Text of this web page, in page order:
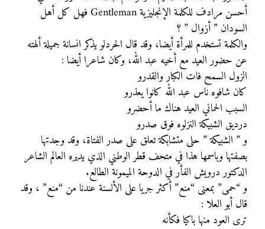
أحسن مرادف للكلمة الإنجليزية Gentleman فهل كل أهل
السودان ” أزوال ” ؟
والكلمة تستخدم للمرأة أيضا، وقد قال الحردلو يذكر انسانة جميلة ألهته
عن حضور العيد مع أخيه عبد الله، وكان شاعرا أيضا :
الزول السمح فات الكبار والقدرو
كان شافوه ناس عبد الله كانوا يعذرو
السبب الحماني العيد هناك ما أحضرو
درديق الشبيكة النزلوه فوق صدرو
و ” الشبيكة ” حلى متشابكة تعلق على صدر الفتاة، وقد وجدتها
بصفتها وباسمها هذا في متحف قطر الوطني الذي يديره العالم الشاعر
الدكتور درويش الفأر في الدوحة الميمونة الطالع.
و “حمى” بمعنى “منع” أكثر جريا على الألسنة عندنا من “منع” ، وقد
قال أبو العلا :
ترى العود منها باكيا فكأنه